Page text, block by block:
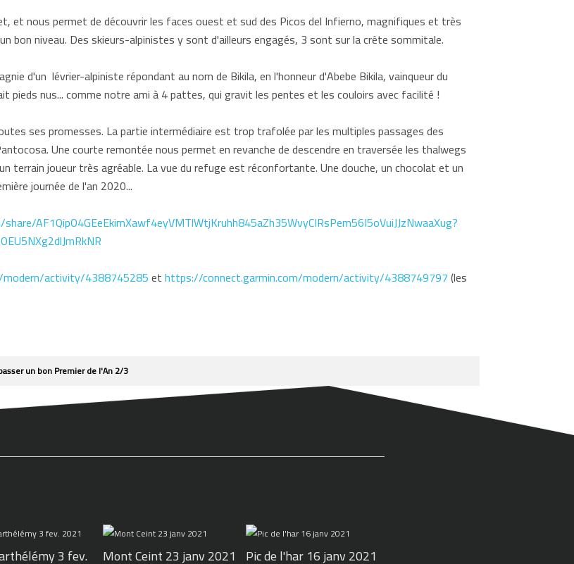
et nous permet de découvrir les faces ouest et sud des Picos del Infierno, magnifiques et très
bon niveau. Des skieurs-alpinistes y sont d'ailleurs engagés, 3 sont sur la crête sommitale.
d'un lévrier-alpiniste répondant au nom de Bikila, en l'honneur d'Abebe Bikila, vainqueur du
pieds nus... comme notre ami à 4 pattes, qui gravit les pentes et les couloirs avec facilité !
ses promesses. La partie intermédiaire est trop trafolée par les multiples passages des
Une courte remontée nous permet en revanche de descendre en traversée les thalwegs
terrain joueur très agréable. La vue du refuge est réconfortante. Une douche, un chocolat et un
journée de l'an 2020...
AF1QipO4GEeEkimXawf4eyVMTlWtjKruhh845aZh35WvyCIRsPem56I5oVuiJJzNwaaXug?
activity/4388745285ethttps://connect.garmin.com/modern/activity/4388749797(les
un bon Premier de l'An 2/3
3 fev.
Mont Ceint 23 janv 2021 Pic de l'har 16 janv 2021